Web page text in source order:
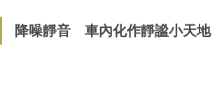
降噪靜音 車內化作靜謐小天地